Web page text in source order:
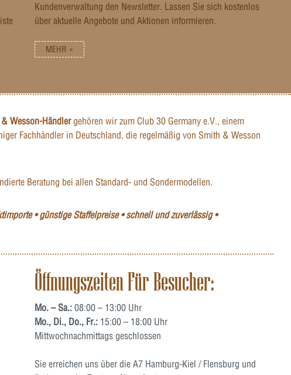
Kundenverwaltung den Newsletter. Lassen Sie sich kostenlos
über aktuelle Angebote und Aktionen informieren.
MEHR »
Wesson-Händlergehören wir zum Club 30 Germany e.V., einem
Fachhändler in Deutschland, die regelmäßig von Smith & Wesson
Beratung bei allen Standard- und Sondermodellen.
• günstige Staffelpreise • schnell und zuverlässig •
Öffnungszeiten Für Besucher:
Mo. – Sa.: 08:00 – 13:00 Uhr
Mo., Di., Do., Fr.: 15:00 – 18:00 Uhr
Mittwochnachmittags geschlossen
Sie erreichen uns über die A7 Hamburg-Kiel / Flensburg und